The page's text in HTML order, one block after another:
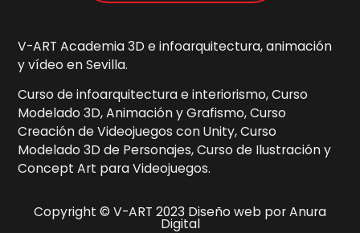
V-ART Academia 3D e infoarquitectura, animación
y vídeo en Sevilla.
Curso de infoarquitectura e interiorismo, Curso
Modelado 3D, Animación y Grafismo, Curso
Creación de Videojuegos con Unity, Curso
Modelado 3D de Personajes, Curso de Ilustración y
Concept Art para Videojuegos.
Copyright © V-ART 2023 Diseño web por Anura
Digital